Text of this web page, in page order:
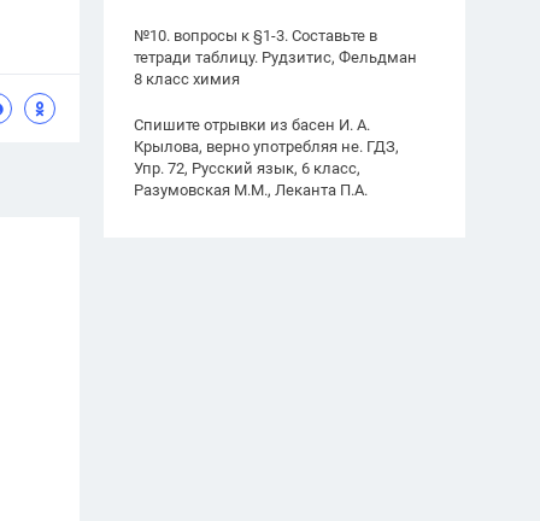
№10. вопросы к §1-3. Составьте в
тетради таблицу. Рудзитис, Фельдман
8 класс химия
Спишите отрывки из басен И. А.
Крылова, верно употребляя не. ГДЗ,
Упр. 72, Русский язык, 6 класс,
Разумовская М.М., Леканта П.А.